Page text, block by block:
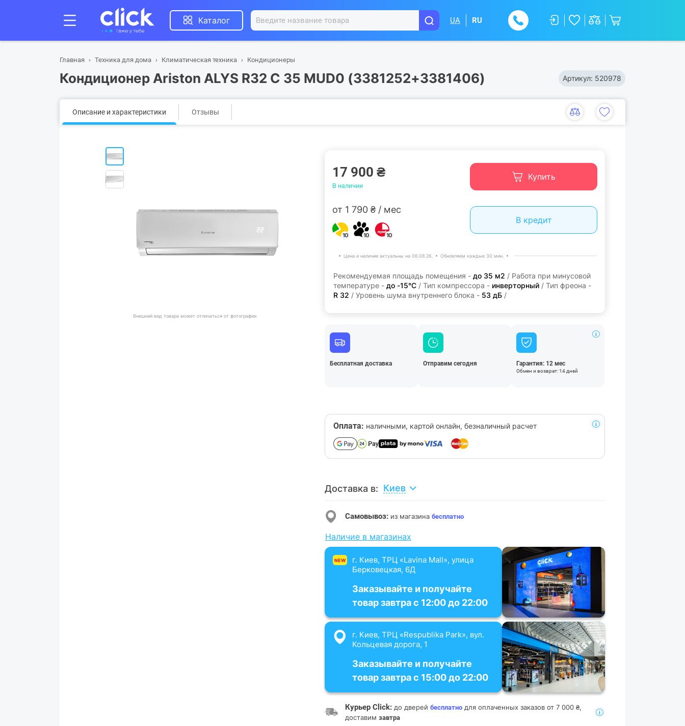
Каталог UA RU
Главная Техника для дома Климатическая техника Кондиционеры
Кондиционер Ariston ALYS R32 C 35 MUD0 (3381252+3381406) Артикул: 520978
Описание и характеристики Отзывы
Внешний вид товара может отличаться от фотографии
17 900 ₴
В наличии
Купить
от 1 790 ₴ / мес
10 10 10
В кредит
Цена и наличие актуальны на 06.08.26. Обновляем каждые 30 мин.
Рекомендуемая площадь помещения - до 35 м2 / Работа при минусовой
температуре - до -15°C / Тип компрессора - инверторный / Тип фреона -
R 32 / Уровень шума внутреннего блока - 53 дБ /
Бесплатная доставка Отправим сегодня Гарантия: 12 мес
Обмен и возврат: 14 дней
Оплата: наличными, картой онлайн, безналичный расчет
Доставка в: Киев
Самовывоз: из магазина бесплатно
Наличие в магазинах
NEW
г. Киев, ТРЦ «Lavina Mall», улица
Берковецкая, 6Д
Заказывайте и получайте
товар завтра с 12:00 до 22:00
г. Киев, ТРЦ «Respublika Park», вул.
Кольцевая дорога, 1
Заказывайте и получайте
товар завтра с 15:00 до 22:00
Курьер Click: до дверей бесплатно для оплаченных заказов от 7 000 ₴,
доставим завтра